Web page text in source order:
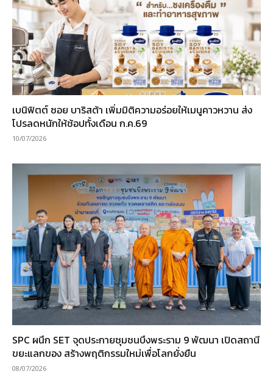
เบนิฟิตต์ ซอย บาริสต้า เพิ่มมิติความอร่อยให้เมนูคาวหวาน ส่ง
โปรลดหนักให้ช้อปทั้งเดือน ก.ค.69
10/07/2026
SPC ผนึก SET จุดประกายชุมชนบึงพระราม 9 พัฒนา เปิดสถานี
ขยะแลกของ สร้างพฤติกรรมใหม่เพื่อโลกยั่งยืน
08/07/2026